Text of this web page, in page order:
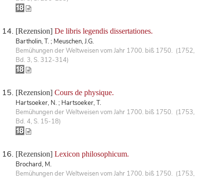
[Rezension] De libris legendis dissertationes.
Bartholin, T. ; Meuschen, J.G.
Bemühungen der Weltweisen vom Jahr 1700. biß 1750. (1752,
Bd. 3, S. 312-314)
[Rezension] Cours de physique.
Hartsoeker, N. ; Hartsoeker, T.
Bemühungen der Weltweisen vom Jahr 1700. biß 1750. (1753,
Bd. 4, S. 15-18)
[Rezension] Lexicon philosophicum.
Brochard, M.
Bemühungen der Weltweisen vom Jahr 1700. biß 1750. (1753,